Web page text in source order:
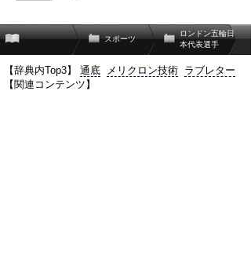
スポーツ
ロンドン五輪日
本代表選手
【辞典内Top3】 通底 メリクロン技術 ラブレター
【関連コンテンツ】